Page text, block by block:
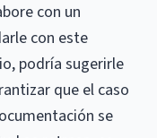
con un
con este
podría sugerirle
que el caso
se